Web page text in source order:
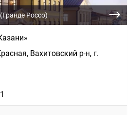
Россо)
Вахитовский р-н, г.